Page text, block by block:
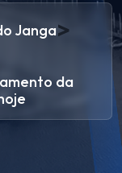
Janga>
da